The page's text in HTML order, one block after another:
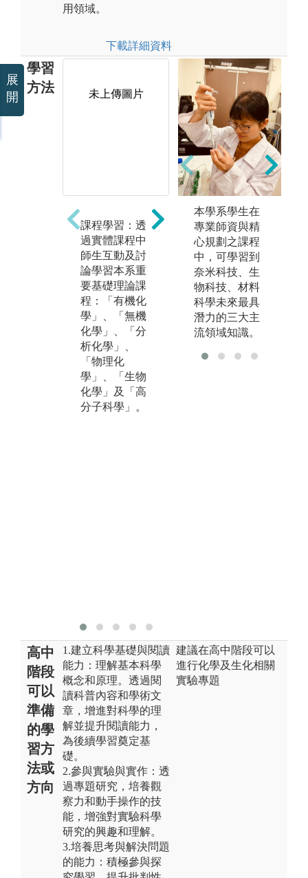
用領域。
下載詳細資料
學習
方法
未上傳圖片
課程學習：透
過實體課程中
師生互動及討
論學習本系重
要基礎理論課
程：「有機化
學」、「無機
化學」、「分
析化學」、
「物理化
學」、「生物
化學」及「高
分子科學」。
未上傳圖片
本系鼓勵學生
以不增加(或僅
少量增加)畢業
學分的前提
下，依自身的
學習、研究興
趣，搭配第二
專長學系之核
設計，透過選
本學系學生在
專業師資與精
心規劃之課程
中，可學習到
奈米科技、生
物科技、材料
科學未來最具
潛力的三大主
流領域知識。
高中
階段
可以
準備
的學
習方
法或
方向
1.建立科學基礎與閱讀
能力：理解基本科學
概念和原理。透過閱
讀科普內容和學術文
章，增進對科學的理
解並提升閱讀能力，
為後續學習奠定基
礎。
2.參與實驗與實作：透
過專題研究，培養觀
察力和動手操作的技
能，增強對實驗科學
研究的興趣和理解。
3.培養思考與解決問題
的能力：積極參與探
建議在高中階段可以
進行化學及生化相關
實驗專題
展
開